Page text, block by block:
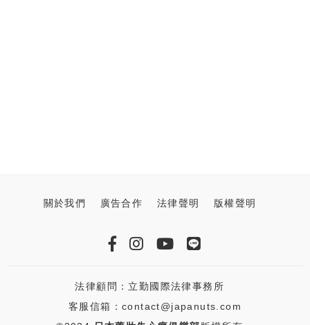
關於我們 廣告合作 法律聲明 版權聲明
法律顧問：立勤國際法律事務所
客服信箱：contact@japanuts.com